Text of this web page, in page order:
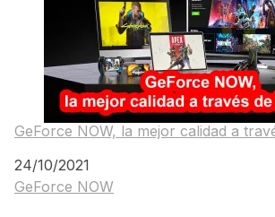
GeForce NOW, la mejor calidad a
Fecha
24/10/2021
Respecto a
GeForce NOW